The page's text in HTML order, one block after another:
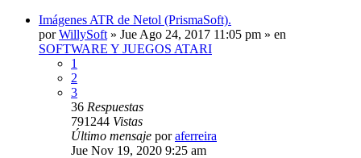
Imágenes ATR de Netol (PrismaSoft).
porWillySoft » Jue Ago 24, 2017 11:05 pm » en
SOFTWARE Y JUEGOS ATARI
1
2
3
36 Respuestas
791244 Vistas
Último mensaje poraferreira
Jue Nov 19, 2020 9:25 am